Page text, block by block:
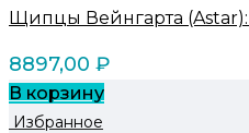
Щипцы Вейнгарта (Astar):
8897,00 ₽
В корзину
Избранное